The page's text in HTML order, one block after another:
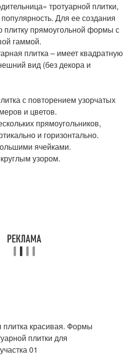
тротуарной плитки,
Для ее создания
плитку прямоугольной формы с
гаммой.
плитка – имеет квадратную
вид (без декора и
с повторением узорчатых
и цветов.
прямоугольников,
и горизонтально.
ячейками.
узором.